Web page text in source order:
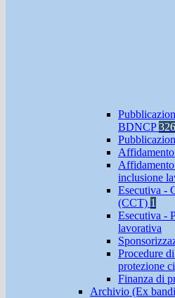
BDNCP326
inclusione
Esecutiva -
(CCT) 1
Esecutiva -
lavorativa
Procedure
protezione
Finanza di
Archivio (Ex